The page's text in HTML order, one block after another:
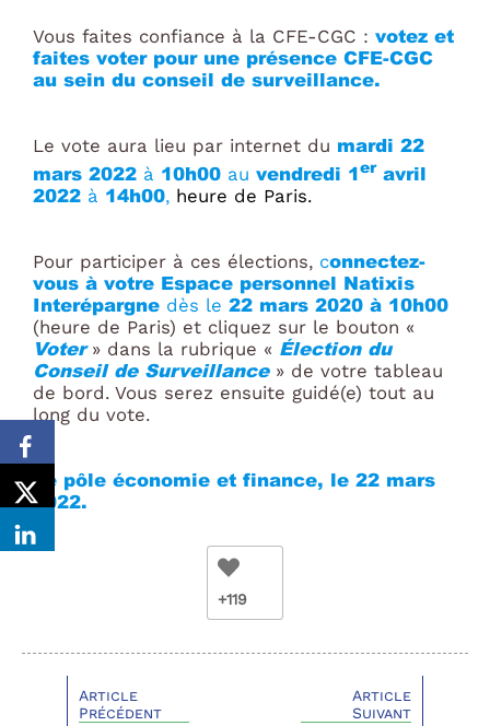
Vous faites confiance à la CFE-CGC : votez et
faites voter pour une présence CFE-CGC
au sein du conseil de surveillance.
Le vote aura lieu par internet du mardi 22
mars 2022 à 10h00 au vendredi 1eravril
2022 à 14h00, heure de Paris.
Pour participer à ces élections, connectez-
vous à votre Espace personnel Natixis
Interépargne dès le 22 mars 2020 à 10h00
(heure de Paris) et cliquez sur le bouton «
Voter » dans la rubrique « Élection du
Conseil de Surveillance » de votre tableau
de bord. Vous serez ensuite guidé(e) tout au
long du vote.
Le pôle économie et finance, le 22 mars
2022.
+119
Article
Précédent
Article
Suivant